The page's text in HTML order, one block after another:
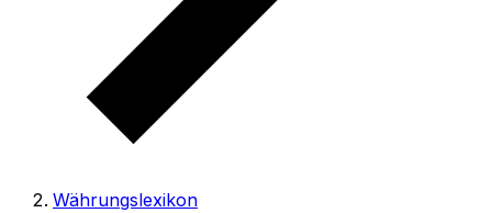
Währungslexikon